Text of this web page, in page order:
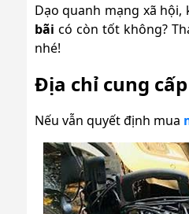
Dạo quanh mạng xã
bãi có còn tốt không?
nhé!
Địa chỉ cung
Nếu vẫn quyết định mua